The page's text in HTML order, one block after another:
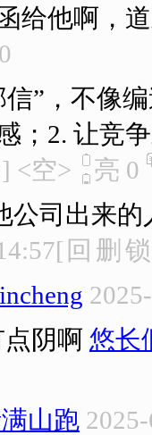
给他啊，
0
”，不像
；2. 让竞
] <空> 亮 0
公司出来
[ 回 删 锁
阴啊 悠长
山跑